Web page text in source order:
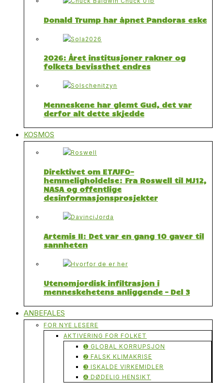
Donald Trump har åpnet Pandoras eske
2026: Året institusjoner rakner og
folkets bevissthet endres
Menneskene har glemt Gud, det var
derfor alt dette skjedde
KOSMOS
Direktivet om ET/UFO-
hemmeligholdelse: Fra Roswell til MJ12,
NASA og offentlige
desinformasjonsprosjekter
Artemis II: Det var en gang 10 gaver til
sannheten
Utenomjordisk infiltrasjon i
menneskehetens anliggende – Del 3
ANBEFALES
FOR NYE LESERE
AKTIVERING FOR FOLKET
➊ GLOBAL KORRUPSJON
➋ FALSK KLIMAKRISE
➌ ISKALDE VIRKEMIDLER
➍ DØDELIG HENSIKT